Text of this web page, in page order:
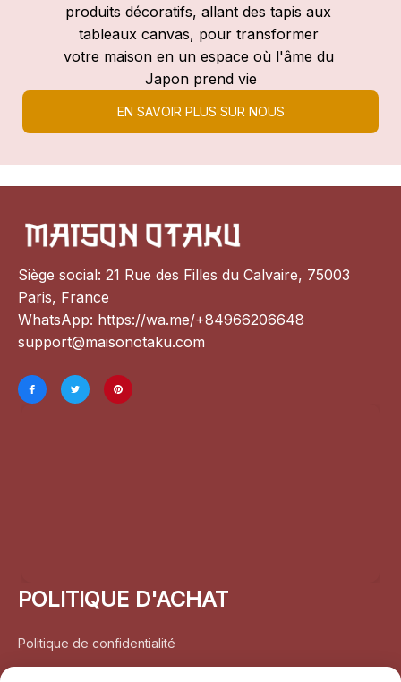
produits décoratifs, allant des tapis aux
tableaux canvas, pour transformer
votre maison en un espace où l'âme du
Japon prend vie
EN SAVOIR PLUS SUR NOUS
Siège social: 21 Rue des Filles du Calvaire, 75003
Paris, France
WhatsApp: https://wa.me/+84966206648
support@maisonotaku.com
POLITIQUE D'ACHAT
Politique de confidentialité